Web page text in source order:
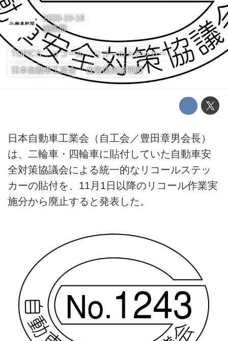
2020-10-16
編集部
TOPICS リコール
リコールステッカー
日本自動車工業会
改善箇所説明図
日本自動車工業会（自工会／豊田章男会長）
は、二輪車・四輪車に貼付していた自動車安
全対策協議会による統一的なリコールステッ
カーの貼付を、11月1日以降のリコール作業実
施分から廃止すると発表した。